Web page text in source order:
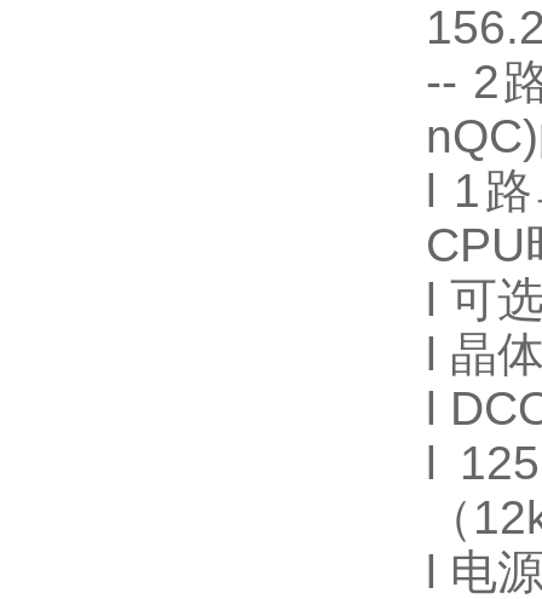
-- 2
l 1
CPU
l 可
l 晶
l
l
（
l 电